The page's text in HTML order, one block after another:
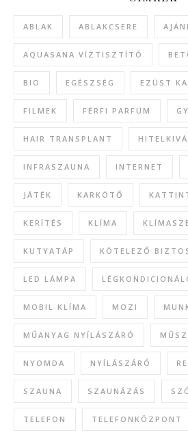
ABLAK ABLAKCSERE
AQUASANA VÍZTISZTÍTÓ
BIO EGÉSZSÉG EZÜST
FILMEK FÉRFI PARFÜM
HAIR TRANSPLANT
INFRASZAUNA INTERNET
JÁTÉK KARKÖTŐ
KERÍTÉS KLÍMA
KUTYATÁP KÖTELEZŐ
LED LÁMPA
MOBIL KLÍMA MOZI
MŰANYAG NYÍLÁSZÁRÓ
NYOMDA NYÍLÁSZÁRÓ
SZAUNA SZAUNÁZÁS
TELEFON TELEFONKÖZPONT